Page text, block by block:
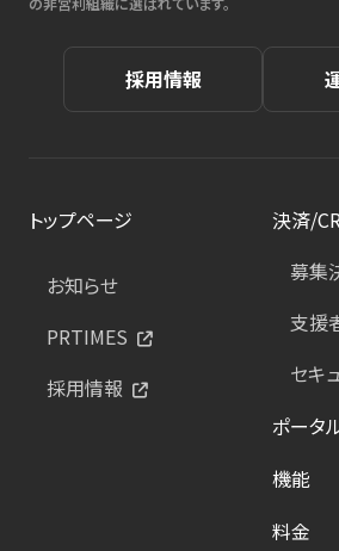
採用情報
トップページ
お知らせ
PRTIMES
採用情報
決済/
募集
支援
セキ
ポータ
機能
料金